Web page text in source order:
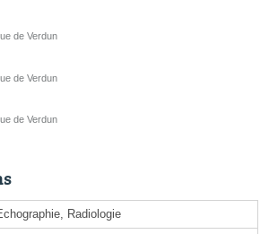
de Verdun
de Verdun
de Verdun
Radiologie